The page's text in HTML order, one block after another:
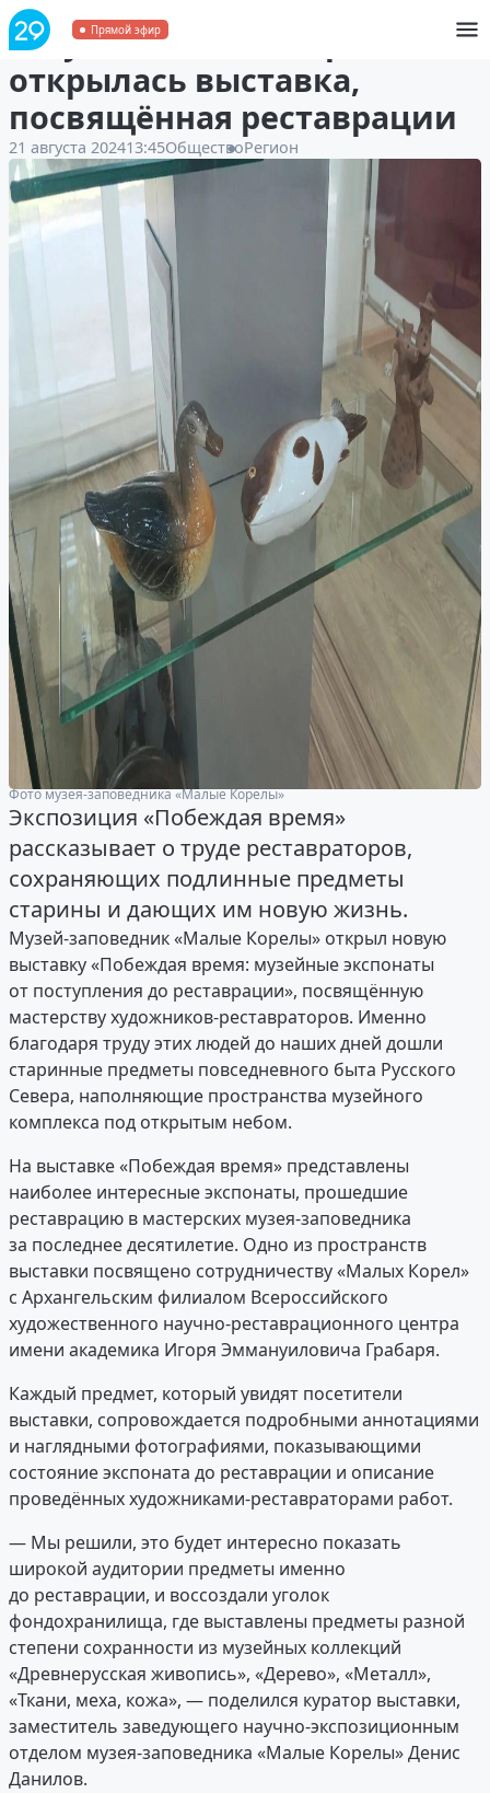
Прямой эфир
В музее «Малые Корелы»
открылась выставка,
посвящённая реставрации
21 августа 202413:45ОбществоРегион
Фото музея-заповедника «Малые Корелы»
Экспозиция «Побеждая время»
рассказывает о труде реставраторов,
сохраняющих подлинные предметы
старины и дающих им новую жизнь.
Музей-заповедник «Малые Корелы» открыл новую
выставку «Побеждая время: музейные экспонаты
от поступления до реставрации», посвящённую
мастерству художников-реставраторов. Именно
благодаря труду этих людей до наших дней дошли
старинные предметы повседневного быта Русского
Севера, наполняющие пространства музейного
комплекса под открытым небом.
На выставке «Побеждая время» представлены
наиболее интересные экспонаты, прошедшие
реставрацию в мастерских музея-заповедника
за последнее десятилетие. Одно из пространств
выставки посвящено сотрудничеству «Малых Корел»
с Архангельским филиалом Всероссийского
художественного научно-реставрационного центра
имени академика Игоря Эммануиловича Грабаря.
Каждый предмет, который увидят посетители
выставки, сопровождается подробными аннотациями
и наглядными фотографиями, показывающими
состояние экспоната до реставрации и описание
проведённых художниками-реставраторами работ.
— Мы решили, это будет интересно показать
широкой аудитории предметы именно
до реставрации, и воссоздали уголок
фондохранилища, где выставлены предметы разной
степени сохранности из музейных коллекций
«Древнерусская живопись», «Дерево», «Металл»,
«Ткани, меха, кожа», — поделился куратор выставки,
заместитель заведующего научно-экспозиционным
отделом музея-заповедника «Малые Корелы» Денис
Данилов.